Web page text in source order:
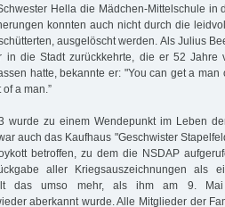
Hella die Mädchen-Mittelschule in
konnten auch nicht durch die
ausgelöscht werden. Als Julius
in die Stadt zurückkehrte, die er 52 Jahre
hatte, bekannte er: "You can get a man
a man.”
wurde zu einem Wendepunkt im Leben
auch das Kaufhaus "Geschwister
betroffen, zu dem die NSDAP
aller Kriegsauszeichnungen als
das umso mehr, als ihm am 9.
aberkannt wurde. Alle Mitglieder der